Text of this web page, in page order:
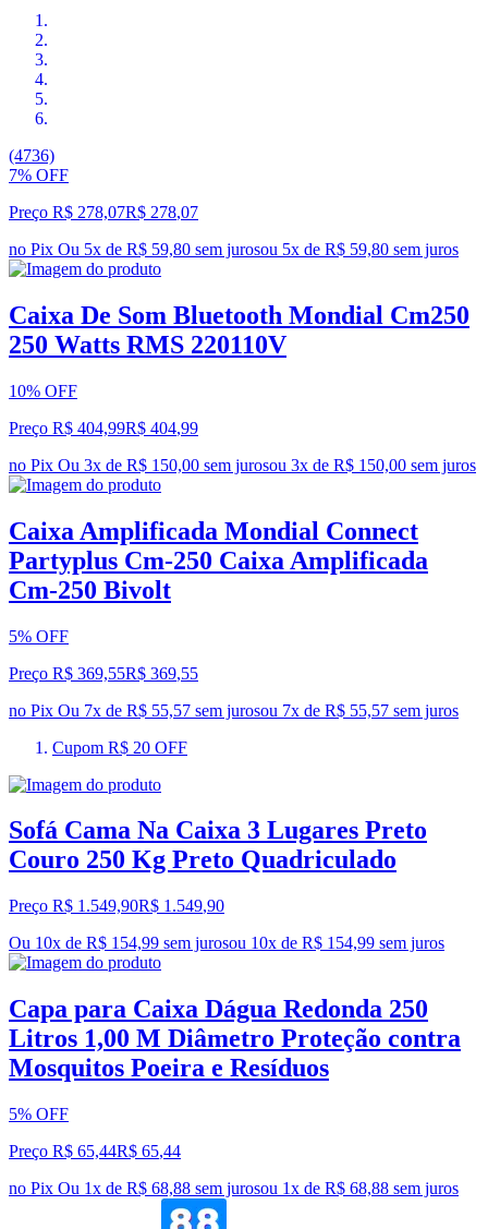
(4736)
7% OFF
Preço R$ 278,07R$ 278,07
no Pix Ou 5x de R$ 59,80 sem jurosou 5x de R$ 59,80 sem juros
Caixa De Som Bluetooth Mondial Cm250
250 Watts RMS 220110V
10% OFF
Preço R$ 404,99R$ 404,99
no Pix Ou 3x de R$ 150,00 sem jurosou 3x de R$ 150,00 sem juros
Caixa Amplificada Mondial Connect
Partyplus Cm-250 Caixa Amplificada
Cm-250 Bivolt
5% OFF
Preço R$ 369,55R$ 369,55
no Pix Ou 7x de R$ 55,57 sem jurosou 7x de R$ 55,57 sem juros
Cupom R$ 20 OFF
Sofá Cama Na Caixa 3 Lugares Preto
Couro 250 Kg Preto Quadriculado
Preço R$ 1.549,90R$ 1.549,90
Ou 10x de R$ 154,99 sem jurosou 10x de R$ 154,99 sem juros
Capa para Caixa Dágua Redonda 250
Litros 1,00 M Diâmetro Proteção contra
Mosquitos Poeira e Resíduos
5% OFF
Preço R$ 65,44R$ 65,44
no Pix Ou 1x de R$ 68,88 sem jurosou 1x de R$ 68,88 sem juros